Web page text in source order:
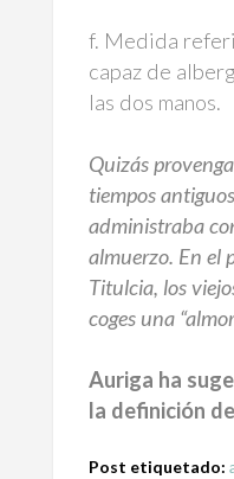
f. Medida
capaz de
las dos manos.
Quizás
tiempos
administraba
almuerzo. En el
Titulcia, los
coges una
Auriga ha
la definición
Post etiquetado: